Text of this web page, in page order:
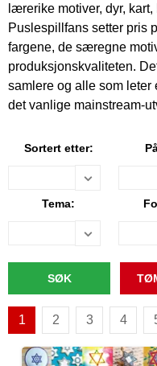
lærerike motiver, dyr,
Puslespillfans setter pris
fargene, de særegne
produksjonskvaliteten.
samlere og alle som
det vanlige mainstream-
Sortert etter:
Tema:
1 2 3 4